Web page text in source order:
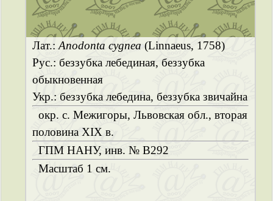
Лат.:Anodonta cygnea (Linnaeus, 1758)
Рус.: беззубка лебединая, беззубка
обыкновенная
Укр.: беззубка лебедина, беззубка звичайна
окр. с. Межигоры, Львовская обл., вторая
половина ХІХ в.
ГПМ НАНУ, инв. № B292
Масштаб 1 см.